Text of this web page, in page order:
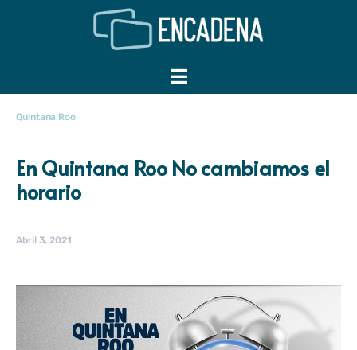
Quintana Roo
En Quintana Roo No cambiamos el
horario
Abril 3, 2021